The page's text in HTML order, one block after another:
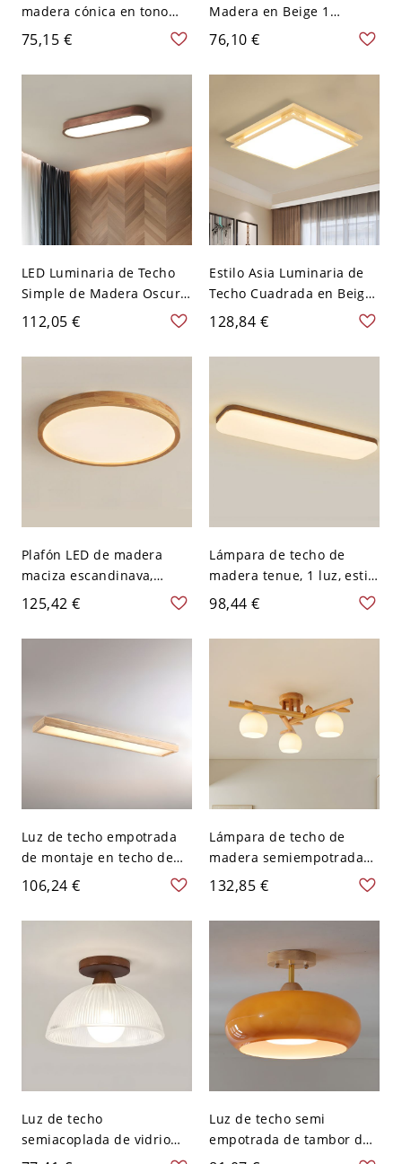
madera cónica en tono
beige, sencilla y semi
empotrada para
dormitorio - 110 A 120 V
75,15 €
Madera en Beige 1
Cabeza Semi Plafón
Moderna de Platillo para
Pasillo - Madera 110 A 120
76,10 €
LED Luminaria de Techo
Simple de Madera Oscura
Lámpara de Techo
Oblonga para Dormitorio -
Madera oscura 110 A 120
112,05 €
Estilo Asia Luminaria de
Techo Cuadrada en Beige
Luz de Techo LED de
Madera para Dormitorio -
Madera 110 A 120 V 45,72
128,84 €
Plafón LED de madera
maciza escandinava,
redondo y minimalista,
para dormitorio y pasillo -
110 A 120 V 22,86 cm
125,42 €
Lámpara de techo de
madera tenue, 1 luz, estilo
simple, cableado directo,
montada plana con
pantalla de PMMA, 110V-
98,44 €
Luz de techo empotrada
de montaje en techo de
madera con 2 luces y
pantalla de polímero para
uso residencial, cableado
LED, 24", 110V-120V
106,24 €
Lámpara de techo de
madera semiempotrada
de globo moderno para
sala de estar - Color
madera natural 110 A 120
132,85 €
Luz de techo
semiacoplada de vidrio
acanalado estilo cúpula
Luz de techo semi
empotrada de tambor de
madera moderna con